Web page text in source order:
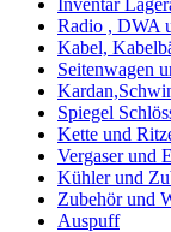
Radio , DWA
Kabel,
Seitenwagen
Spiegel
Kette und
Vergaser und
Kühler und
Zubehör und
Auspuff